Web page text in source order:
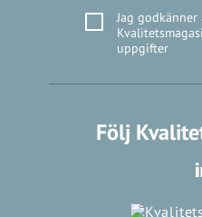
Jag godkänner
uppgifter
Följ